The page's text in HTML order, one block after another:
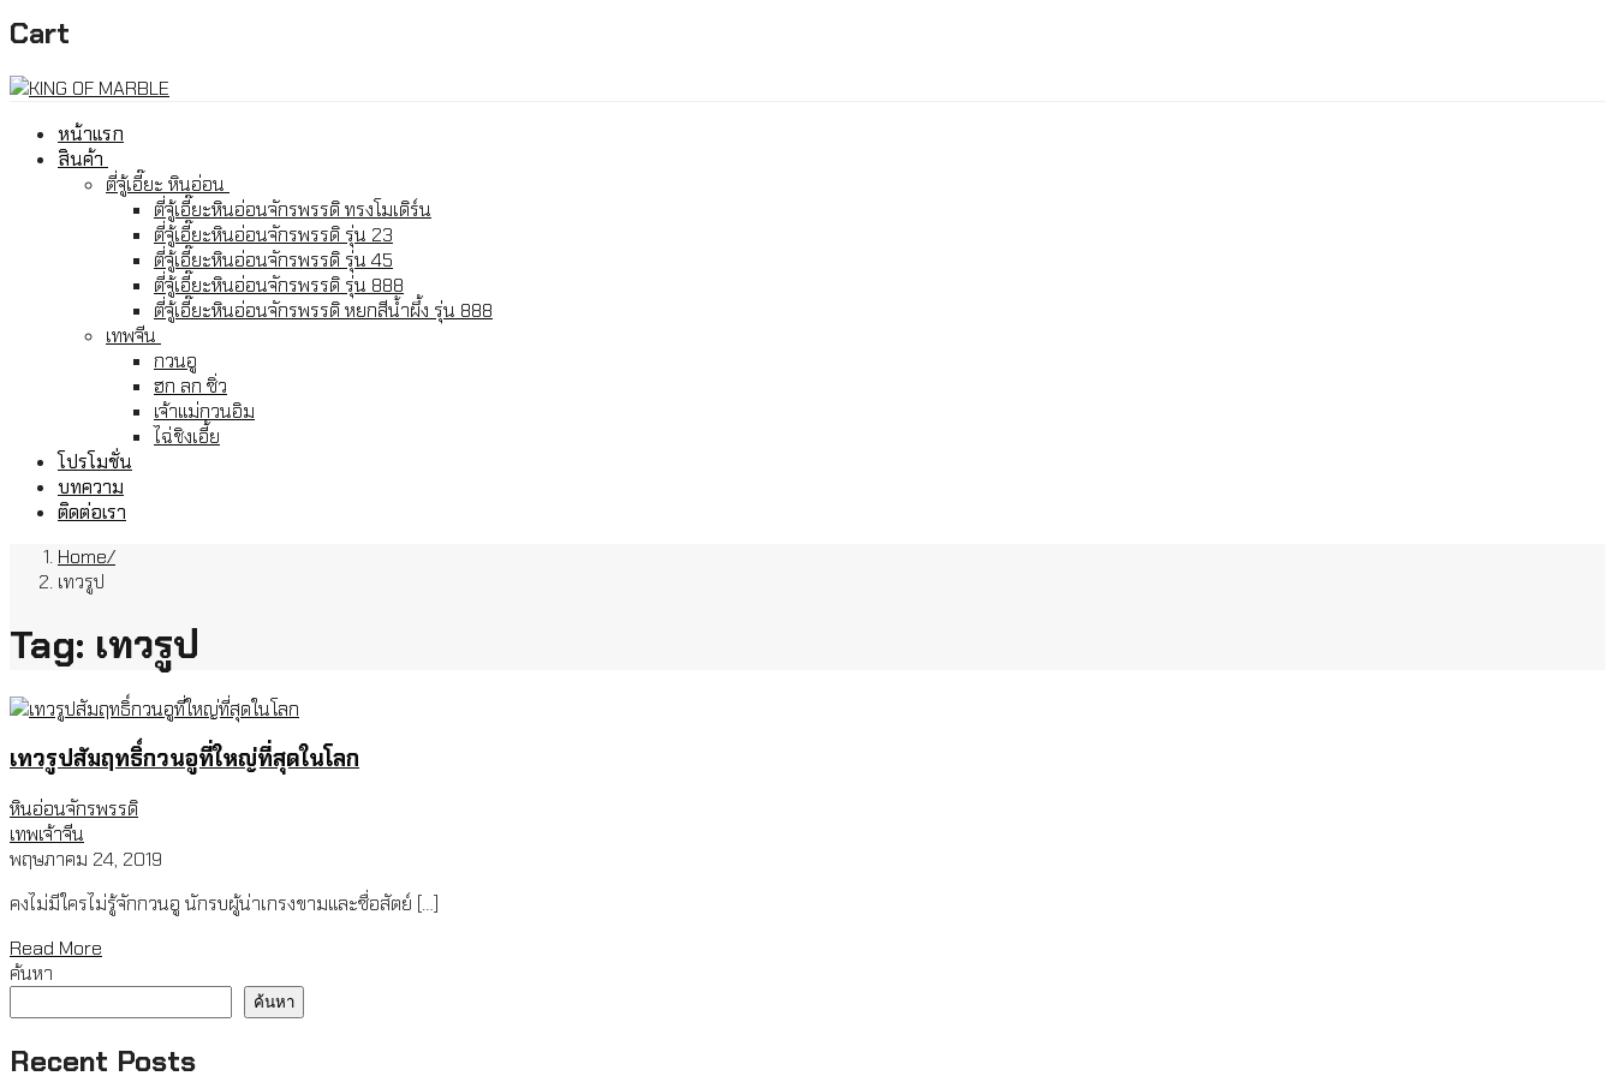
Cart
หน้าแรก
สินค้า
ตี่จู้เอี๊ยะ หินอ่อน
ตี่จู้เอี๊ยะหินอ่อนจักรพรรดิ ทรงโมเดิร์น
ตี่จู้เอี๊ยะหินอ่อนจักรพรรดิ รุ่น 23
ตี่จู้เอี๊ยะหินอ่อนจักรพรรดิ รุ่น 45
ตี่จู้เอี๊ยะหินอ่อนจักรพรรดิ รุ่น 888
ตี่จู้เอี๊ยะหินอ่อนจักรพรรดิ หยกสีน้ำผึ้ง รุ่น 888
เทพจีน
กวนอู
ฮก ลก ซิ่ว
เจ้าแม่กวนอิม
ไฉ่ชิงเอี้ย
โปรโมชั่น
บทความ
ติดต่อเรา
Home
เทวรูป
Tag: เทวรูป
เทวรูปสัมฤทธิ์กวนอูที่ใหญ่ที่สุดในโลก
หินอ่อนจักรพรรดิ
เทพเจ้าจีน
พฤษภาคม 24, 2019
คงไม่มีใครไม่รู้จักกวนอู นักรบผู้น่าเกรงขามและซื่อสัตย์ […]
Read More
ค้นหา
ค้นหา
Recent Posts